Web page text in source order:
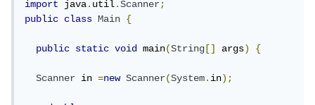
import
java.util.Scanner;
public
class Main {
public static void main(String [] args) {
Scanner in =new Scanner(System.in);